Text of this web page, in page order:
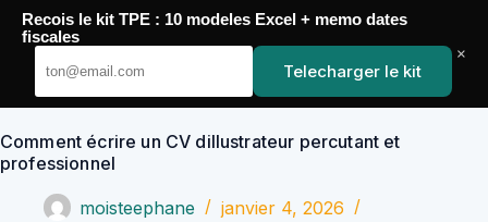
Passer
contenu
YoupiJobs
Comment écrire un CV dillustrateur percutant et
professionnel
moisteephane
janvier 4, 2026
Recois le kit TPE : 10 modeles Excel + memo dates
fiscales
Telecharger le kit
×